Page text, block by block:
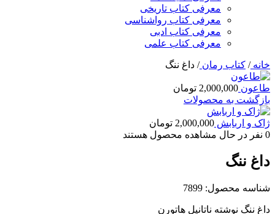
معرفی کتاب تاریخی
معرفی کتاب رواشناسی
معرفی کتاب ادبی
معرفی کتاب علمی
خانه/ کتاب رمان/ داغ ننگ
طاعون 2,000,000 تومان
بازگشت به محصولات
ژاک و اربابش 2,000,000 تومان
0 نفر در حال مشاهده محصول هستند
داغ ننگ
شناسه محصول: 7899
داغ ننگ نوشته ناتانیل هاتورن